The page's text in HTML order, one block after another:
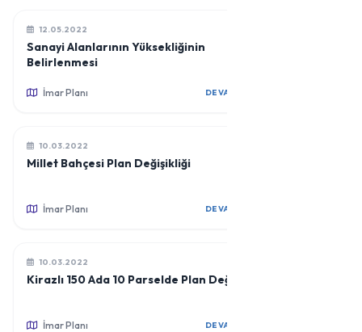
12.05.2022
Sanayi Alanlarının Yüksekliğinin
Belirlenmesi
İmar Planı DEVAMINI OKU
10.03.2022
Millet Bahçesi Plan Değişikliği
İmar Planı DEVAMINI OKU
10.03.2022
Kirazlı 150 Ada 10 Parselde Plan Değişikliği
İmar Planı DEVAMINI OKU